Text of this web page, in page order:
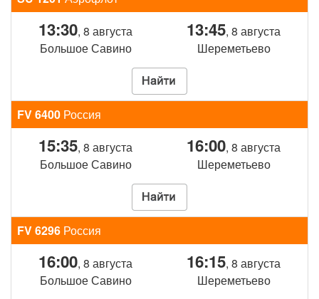
13:30, 8 августа
Большое Савино
13:45, 8 августа
Шереметьево
FV 6400 Россия
15:35, 8 августа
Большое Савино
16:00, 8 августа
Шереметьево
FV 6296 Россия
16:00, 8 августа
Большое Савино
16:15, 8 августа
Шереметьево